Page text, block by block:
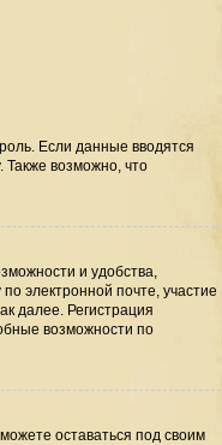
Если данные вводятся
Также возможно, что
и удобства,
электронной почте, участие
далее. Регистрация
возможности по
оставаться под своим